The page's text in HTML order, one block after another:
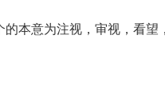
本意为注视，审视，看望